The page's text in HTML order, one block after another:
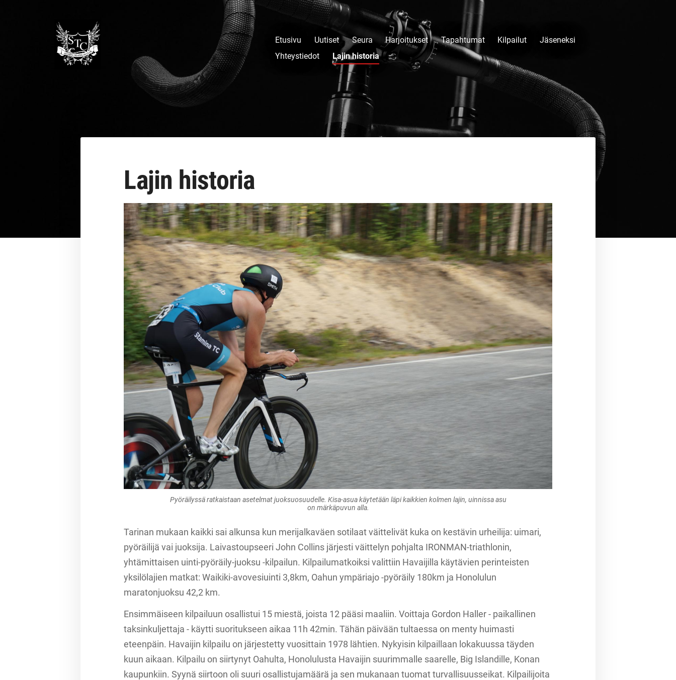
Stamina Triathlon Club Ry
Etusivu Uutiset Seura Harjoitukset Tapahtumat Kilpailut
Jäseneksi
Yhteystiedot
Lajin historia
Lajin historia
Pyöräilyssä ratkaistaan asetelmat juoksuosuudelle. Kisa-asua käytetään läpi kaikkien kolmen lajin, uinnissa asu
on märkäpuvun alla.
Tarinan mukaan kaikki sai alkunsa kun merijalkaväen sotilaat väittelivät kuka on kestävin urheilija: uimari,
pyöräilijä vai juoksija. Laivastoupseeri John Collins järjesti väittelyn pohjalta IRONMAN-triathlonin,
yhtämittaisen uinti-pyöräily-juoksu -kilpailun. Kilpailumatkoiksi valittiin Havaijilla käytävien perinteisten
yksilölajien matkat: Waikiki-avovesiuinti 3,8km, Oahun ympäriajo -pyöräily 180km ja Honolulun
maratonjuoksu 42,2 km.
Ensimmäiseen kilpailuun osallistui 15 miestä, joista 12 pääsi maaliin. Voittaja Gordon Haller - paikallinen
taksinkuljettaja - käytti suoritukseen aikaa 11h 42min. Tähän päivään tultaessa on menty huimasti
eteenpäin. Havaijin kilpailu on järjestetty vuosittain 1978 lähtien. Nykyisin kilpaillaan lokakuussa täyden
kuun aikaan. Kilpailu on siirtynyt Oahulta, Honolulusta Havaijin suurimmalle saarelle, Big Islandille, Konan
kaupunkiin. Syynä siirtoon oli suuri osallistujamäärä ja sen mukanaan tuomat turvallisuusseikat. Kilpailijoita